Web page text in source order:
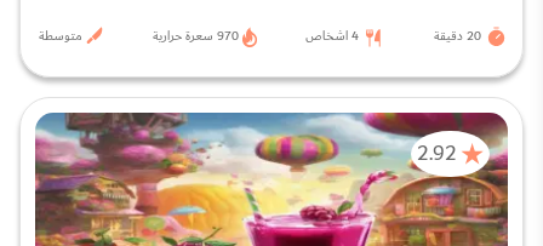
20 دقيقة 4 اشخاص 970 سعرة حرارية متوسطة
2.92